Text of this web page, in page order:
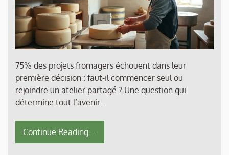
75% des projets fromagers échouent dans leur
première décision : faut-il commencer seul ou
rejoindre un atelier partagé ? Une question qui
détermine tout l’avenir…
Continue Reading....